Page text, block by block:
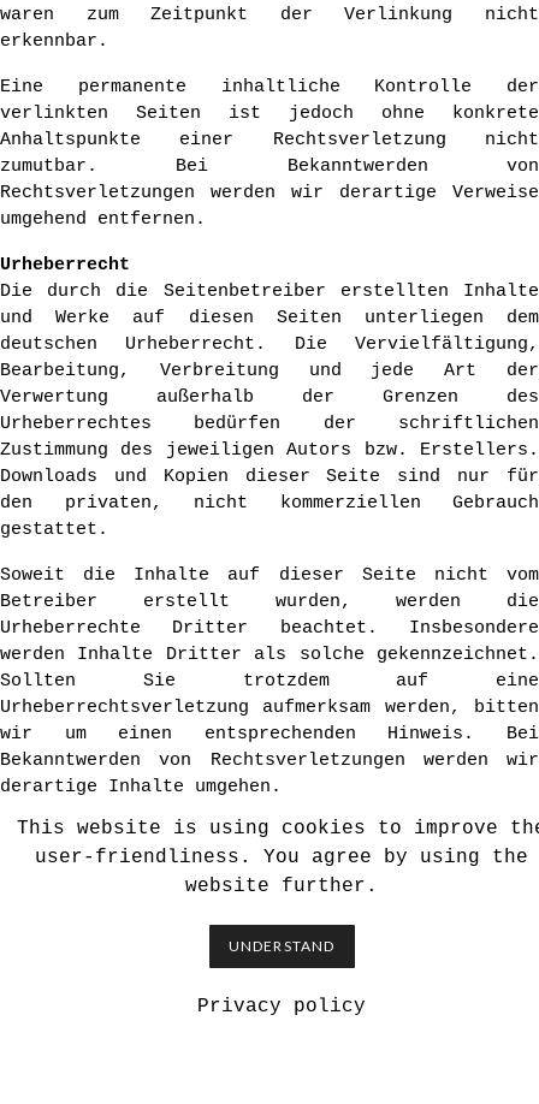
waren zum Zeitpunkt der Verlinkung nicht
erkennbar.
Eine permanente inhaltliche Kontrolle der
verlinkten Seiten ist jedoch ohne konkrete
Anhaltspunkte einer Rechtsverletzung nicht
zumutbar. Bei Bekanntwerden von
Rechtsverletzungen werden wir derartige Verweise
umgehend entfernen.
Urheberrecht
Die durch die Seitenbetreiber erstellten Inhalte
und Werke auf diesen Seiten unterliegen dem
deutschen Urheberrecht. Die Vervielfältigung,
Bearbeitung, Verbreitung und jede Art der
Verwertung außerhalb der Grenzen des
Urheberrechtes bedürfen der schriftlichen
Zustimmung des jeweiligen Autors bzw. Erstellers.
Downloads und Kopien dieser Seite sind nur für
den privaten, nicht kommerziellen Gebrauch
gestattet.
Soweit die Inhalte auf dieser Seite nicht vom
Betreiber erstellt wurden, werden die
Urheberrechte Dritter beachtet. Insbesondere
werden Inhalte Dritter als solche gekennzeichnet.
Sollten Sie trotzdem auf eine
Urheberrechtsverletzung aufmerksam werden, bitten
wir um einen entsprechenden Hinweis. Bei
Bekanntwerden von Rechtsverletzungen werden wir
derartige Inhalte umgehen.
This website is using cookies to improve
user-friendliness. You agree by using the
website further.
UNDERSTAND
Privacy policy